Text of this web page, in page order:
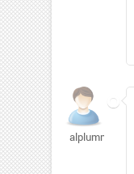
alplummer1953